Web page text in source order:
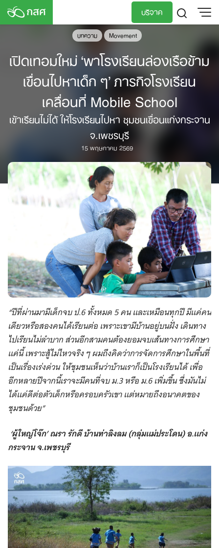
Skip
บริจาค
EN
บทความ Movement
เปิดเทอมใหม่ ‘พาโรงเรียนล่องเรือข้าม
เขื่อนไปหาเด็ก ๆ’ ภารกิจโรงเรียน
เคลื่อนที่ Mobile School
เข้าเรียนไม่ได้ ให้โรงเรียนไปหา ชุมชนเขื่อนแก่งกระจาน
จ.เพชรบุรี
15 พฤษภาคม 2569
“ปีที่ผ่านมามีเด็กจบ ป.6 ทั้งหมด 5 คน และเหมือนทุกปี มีแค่คน
เดียวหรือสองคนได้เรียนต่อ เพราะเขามีบ้านอยู่บนฝั่ง เดินทาง
ไปเรียนไม่ลำบาก ส่วนอีกสามคนต้องยอมจบเส้นทางการศึกษา
แค่นี้ เพราะสู้ไม่ไหวจริง ๆ ผมถึงคิดว่าการจัดการศึกษาในพื้นที่
เป็นเรื่องเร่งด่วน ให้ชุมชนเห็นว่าบ้านเราก็เป็นโรงเรียนได้ เพื่อ
อีกหลายปีจากนี้เราจะมีคนที่จบ ม.3 หรือ ม.6 เพิ่มขึ้น ซึ่งมันไม่
ได้แค่ดีต่อตัวเด็กหรือครอบครัวเขา แต่หมายถึงอนาคตของ
ชุมชนด้วย”
‘ผู้ใหญ่โจ๊ก’ ณรา รักดี บ้านท่าลิงลม (กลุ่มแม่ประโดน) อ.แก่ง
กระจาน จ.เพชรบุรี